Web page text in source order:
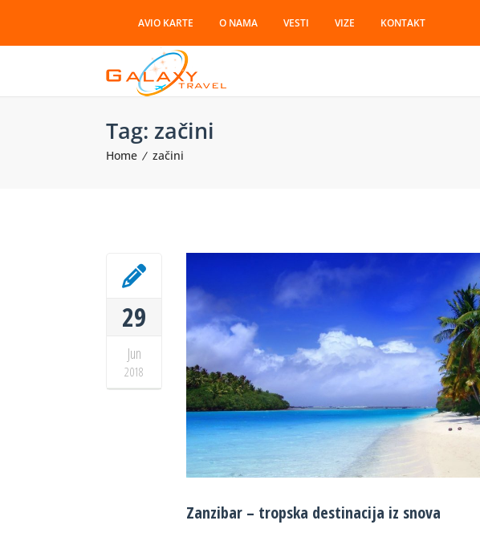
AVIO KARTE O NAMA VESTI VIZE KONTAKT
Tag: začini
Home začini
29
Jun
2018
Zanzibar – tropska destinacija iz snova